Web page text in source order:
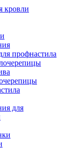
кровли
профнастила
для